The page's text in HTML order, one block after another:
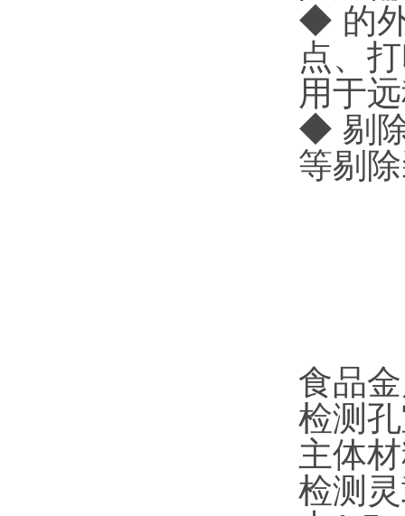
◆ 的
点、
用于
◆ 剔
等剔
食品
检测
主体
检测